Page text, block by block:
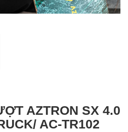
AZTRON SX 4.0
AC-TR102